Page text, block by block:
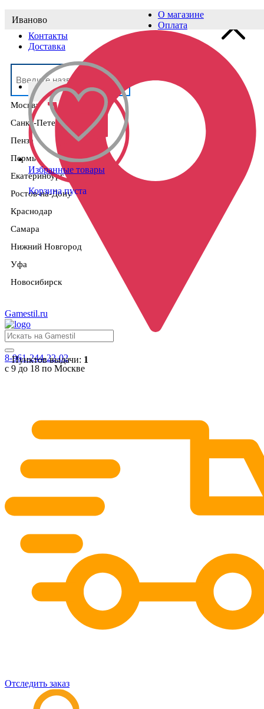
Выберите населённый пункт
Москва
Санкт-Петербург
Пенза
Пермь
Екатеринбург
Ростов-на-Дону
Краснодар
Самара
Нижний Новгород
Уфа
Новосибирск
Иваново
Пунктов выдачи: 1
О магазине
Оплата
Контакты
Доставка
Избранные товары
Корзина пуста
Gamestil.ru
8-961-244-22-02
с 9 до 18 по Москве
Отследить заказ